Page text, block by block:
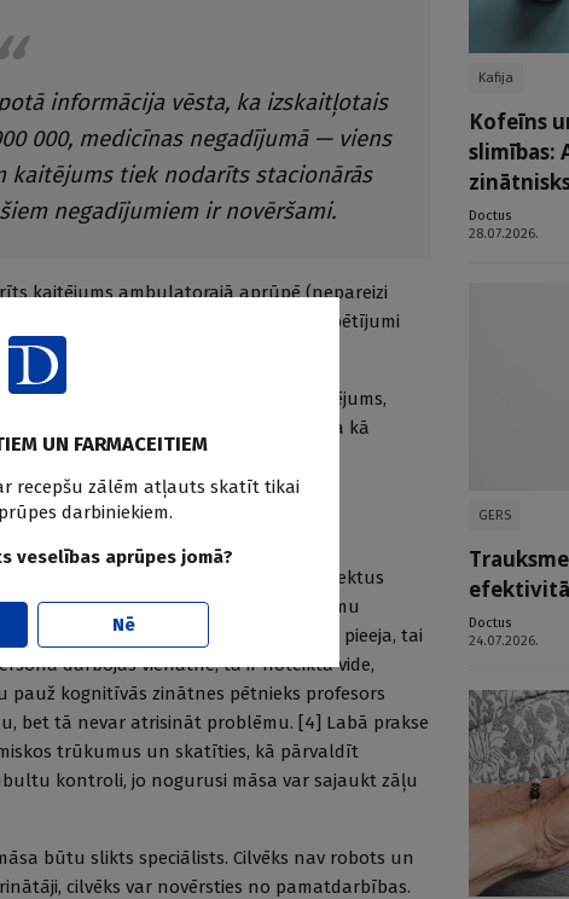
informācija vēsta, ka izskaitļotais
000, medicīnas negadījumā — viens
kaitējums tiek nodarīts stacionārās
negadījumiem ir novēršami.
kaitējums ambulatorajā aprūpē (nepareizi
lietoti medikamenti utt.). Autopsiju pētījumi
kļūda. [2]
ja ārstniecības procesā nodarīts kaitējums,
atlīdzību, ja sūdzība tiks izvērtēta kā
Rīzons, kurš pētījis drošuma aspektus
uz sliktajām beigām, uz pārmetumu
pārkvalifikāciju, ir novecojusi pieeja, tai
darbojas vienatnē, tā ir noteikta vide,
pauž kognitīvās zinātnes pētnieks profesors
bet tā nevar atrisināt problēmu. [4] Labā prakse
trūkumus un skatīties, kā pārvaldīt
kontroli, jo nogurusi māsa var sajaukt zāļu
būtu slikts speciālists. Cilvēks nav robots un
cilvēks var novērsties no pamatdarbības.
Kafija
Kofeīns
slimības:
Doctus
28.07.2026.
GERS
Doctus
24.07.2026.
UN FARMACEITIEM
recepšu zālēm atļauts skatīt tikai
darbiniekiem.
veselības aprūpes jomā?
Nē